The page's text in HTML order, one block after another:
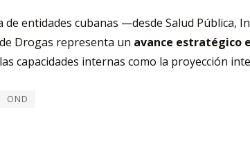
entidades cubanas —desde Salud Pública,
Drogas representa un avance estratégico
capacidades internas como la proyección
OND